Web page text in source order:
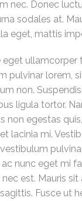
nec. Donec
sodales at.
eget, mattis
eget ullamcorper
pulvinar lorem,
non.
ligula tortor.
non egestas
lacinia mi.
nunc eget mi
est. Mauris
Fusce ut